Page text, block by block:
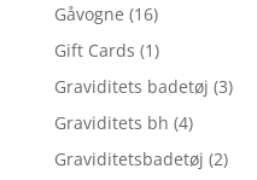
Gåvogne (16)
Gift Cards (1)
Graviditets badetøj (3)
Graviditets bh (4)
Graviditetsbadetøj (2)